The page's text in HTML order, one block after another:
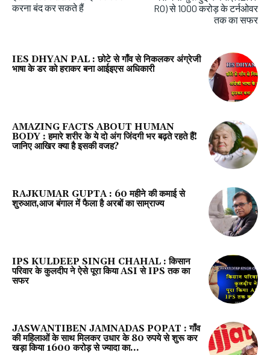
करना बंद कर सकते हैं
RO) से 1000 करोड़ के टर्नओवर
तक का सफर
IES DHYAN PAL : छोटे से गाँव से निकलकर अंग्रेजी
भाषा के डर को हराकर बना आईइएस अधिकारी
AMAZING FACTS ABOUT HUMAN
BODY : हमारे शरीर के ये दो अंग जिंदगी भर बढ़ते रहते हैं!
जानिए आखिर क्या है इसकी वजह?
RAJKUMAR GUPTA : ₹60 महीने की कमाई से
शुरुआत,आज बंगाल में फैला है अरबों का साम्राज्य
IPS KULDEEP SINGH CHAHAL : किसान
परिवार के कुलदीप ने ऐसे पूरा किया ASI से IPS तक का
सफर
JASWANTIBEN JAMNADAS POPAT : गाँव
की महिलाओं के साथ मिलकर उधार के 80 रुपये से शुरू कर
खड़ा किया 1600 करोड़ से ज्यादा का...